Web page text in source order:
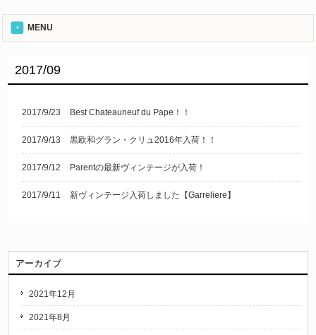
MENU
2017/09
2017/9/23 Best Chateauneuf du Pape！！
2017/9/13 黒欧和グラン・クリュ2016年入荷！！
2017/9/12 Parentの最新ヴィンテージが入荷！
2017/9/11 新ヴィンテージ入荷しました【Garreliere】
アーカイブ
2021年12月
2021年8月